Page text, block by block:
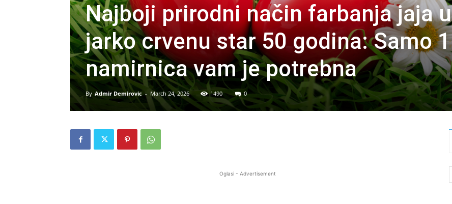
Najboji prirodni način farbanja jaja u
jarko crvenu star 50 godina: Samo 1
namirnica vam je potrebna
By Admir Demirovic - March 24, 2026 1490 0
Oglasi - Advertisement